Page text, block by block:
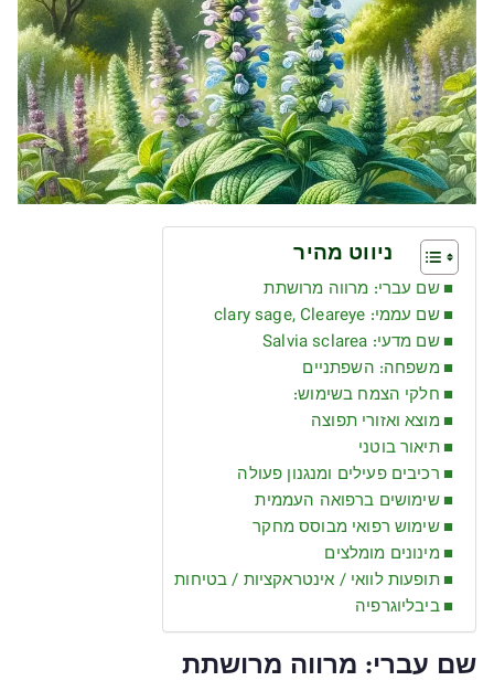
ניווט מהיר
שם עברי: מרווה מרושתת
שם עממי: clary sage, Cleareye
שם מדעי: Salvia sclarea
משפחה: השפתניים
חלקי הצמח בשימוש:
מוצא ואזורי תפוצה
תיאור בוטני
רכיבים פעילים ומנגנון פעולה
שימושים ברפואה העממית
שימוש רפואי מבוסס מחקר
מינונים מומלצים
תופעות לוואי / אינטראקציות / בטיחות
ביבליוגרפיה
שם עברי: מרווה מרושתת